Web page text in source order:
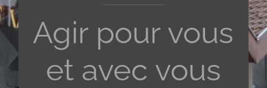
Agir pour vous
et avec vous